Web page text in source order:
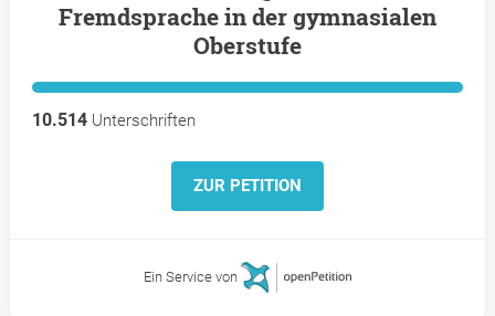
Fremdsprache in der gymnasialen
Oberstufe
10.514 Unterschriften
ZUR PETITION
Ein Service von